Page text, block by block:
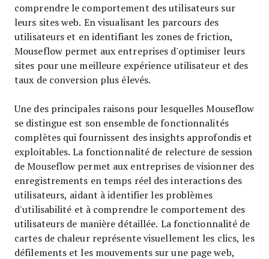
comprendre le comportement des utilisateurs sur
leurs sites web. En visualisant les parcours des
utilisateurs et en identifiant les zones de friction,
Mouseflow permet aux entreprises d'optimiser leurs
sites pour une meilleure expérience utilisateur et des
taux de conversion plus élevés.
Une des principales raisons pour lesquelles Mouseflow
se distingue est son ensemble de fonctionnalités
complètes qui fournissent des insights approfondis et
exploitables. La fonctionnalité de relecture de session
de Mouseflow permet aux entreprises de visionner des
enregistrements en temps réel des interactions des
utilisateurs, aidant à identifier les problèmes
d'utilisabilité et à comprendre le comportement des
utilisateurs de manière détaillée. La fonctionnalité de
cartes de chaleur représente visuellement les clics, les
défilements et les mouvements sur une page web,